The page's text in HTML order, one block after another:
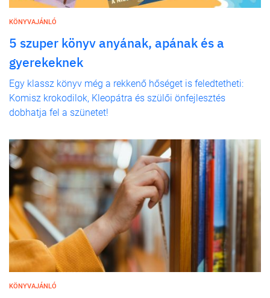
KÖNYVAJÁNLÓ
5 szuper könyv anyának, apának és a
gyerekeknek
Egy klassz könyv még a rekkenő hőséget is feledtetheti:
Komisz krokodilok, Kleopátra és szülői önfejlesztés
dobhatja fel a szünetet!
KÖNYVAJÁNLÓ